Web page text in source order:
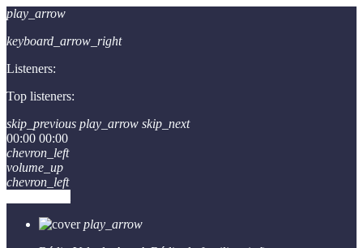
play_arrow
keyboard_arrow_right
Listeners:
Top listeners:
skip_previous play_arrow skip_next
00:00 00:00
chevron_left
volume_up
chevron_left
play_arrow